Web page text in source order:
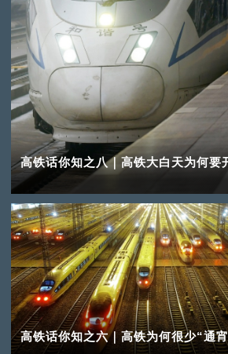
高铁话你知之八｜高铁大白天为何要
高铁话你知之六｜高铁为何很少“通